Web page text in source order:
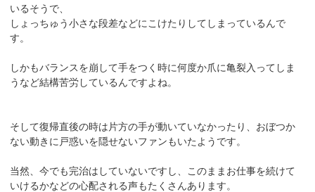
いるそうで、
しょっちゅう小さな段差などにこけたりしてしまっているんで
す。
しかもバランスを崩して手をつく時に何度か爪に亀裂入ってしま
うなど結構苦労しているんですよね。
そして復帰直後の時は片方の手が動いていなかったり、おぼつか
ない動きに戸惑いを隠せないファンもいたようです。
当然、今でも完治はしていないですし、このままお仕事を続けて
いけるかなどの心配される声もたくさんあります。